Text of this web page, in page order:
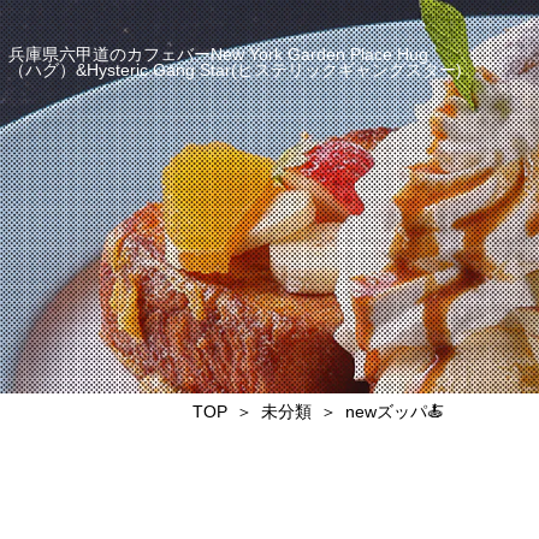
兵庫県六甲道のカフェバーNew York Garden Place Hug
（ハグ）&Hysteric Gang Star(ヒステリックギャングスター)
TOP 未分類 newズッパ🍝